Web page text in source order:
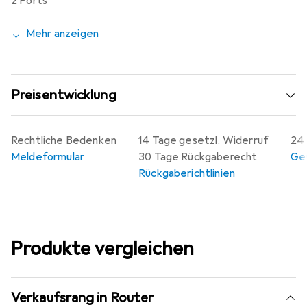
Mehr anzeigen
Preisentwicklung
14 Tage gesetzl. Widerruf
30 Tage Rückgaberecht
Rückgaberichtlinien
24
Rechtliche Bedenken
Meldeformular
Produkte vergleichen
Verkaufsrang in Router